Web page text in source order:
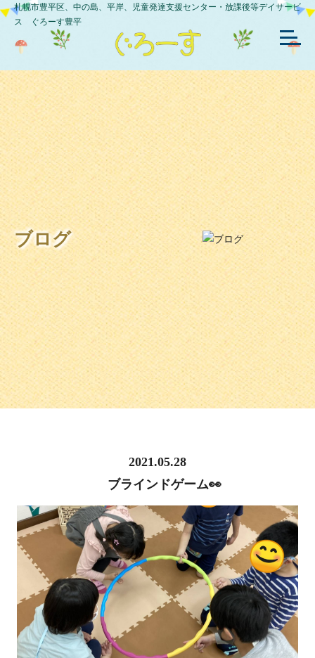
札幌市豊平区、中の島、平岸、児童発達支援センター・放課後等デイサービ
ス ぐろーす豊平
ブログ
2021.05.28
ブラインドゲーム👀